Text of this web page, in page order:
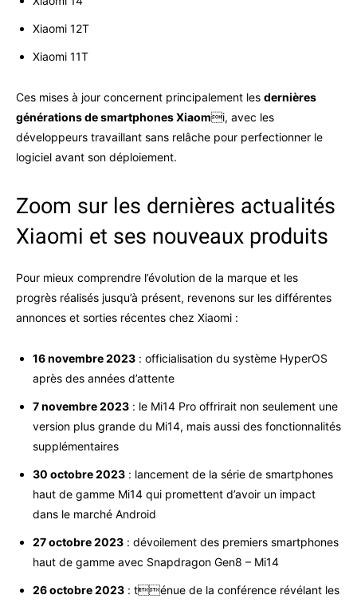
Xiaomi 12T
Xiaomi 11T
Ces mises à jour concernent principalement les dernières
générations de smartphones Xiaomi, avec les
développeurs travaillant sans relâche pour perfectionner le
logiciel avant son déploiement.
Zoom sur les dernières actualités
Xiaomi et ses nouveaux produits
Pour mieux comprendre l’évolution de la marque et les
progrès réalisés jusqu’à présent, revenons sur les différentes
annonces et sorties récentes chez Xiaomi :
16 novembre 2023 : officialisation du système HyperOS
après des années d’attente
7 novembre 2023 : le Mi14 Pro offrirait non seulement une
version plus grande du Mi14, mais aussi des fonctionnalités
supplémentaires
30 octobre 2023 : lancement de la série de smartphones
haut de gamme Mi14 qui promettent d’avoir un impact
dans le marché Android
27 octobre 2023 : dévoilement des premiers smartphones
haut de gamme avec Snapdragon Gen8 – Mi14
26 octobre 2023 : ténue de la conférence révélant les